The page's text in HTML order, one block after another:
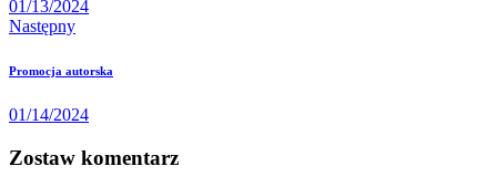
01/13/2024
Następny
Promocja autorska
01/14/2024
Zostaw komentarz